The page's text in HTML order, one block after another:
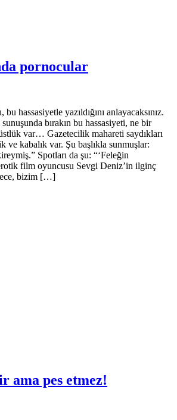
pornocular
hassasiyetle yazıldığını anlayacaksınız.
bırakın bu hassasiyeti, ne bir
var… Gazetecilik mahareti saydıkları
ve kabalık var. Şu başlıkla sunmuşlar:
Spotları da şu: “‘Feleğin
film oyuncusu Sevgi Deniz’in ilginç
bizim […]
ama pes etmez!